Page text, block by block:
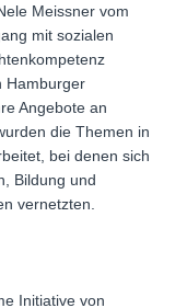
Meissner vom
mit sozialen
Hamburger
Angebote an
die Themen in
bei denen sich
Bildung und
vernetzten.
Initiative von